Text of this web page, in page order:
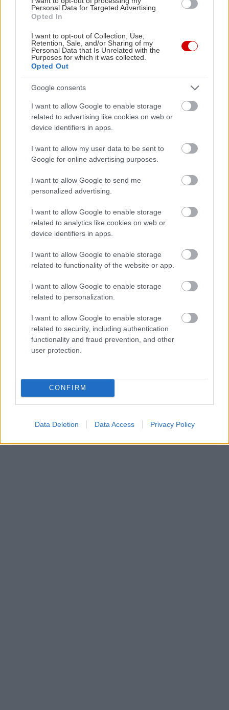
Personal Data for Targeted Advertising.
Opted In
I want to opt-out of Collection, Use,
Retention, Sale, and/or Sharing of my
Personal Data that Is Unrelated with the
Purposes for which it was collected.
Opted Out
Google consents
I want to allow Google to enable storage
related to advertising like cookies on web or
device identifiers in apps.
I want to allow my user data to be sent to
Google for online advertising purposes.
I want to allow Google to send me
personalized advertising.
I want to allow Google to enable storage
related to analytics like cookies on web or
device identifiers in apps.
I want to allow Google to enable storage
related to functionality of the website or app.
I want to allow Google to enable storage
related to personalization.
I want to allow Google to enable storage
related to security, including authentication
functionality and fraud prevention, and other
user protection.
CONFIRM
Data Deletion Data Access Privacy Policy
Τρύφωνας Σαμαράς: «Δεν μου αρέσει να
φαίνεται, κολαούζο δεν θέλει»
«Εγώ είμαι η ανάπηρη, αυτοί είναι οι μ***ες» –